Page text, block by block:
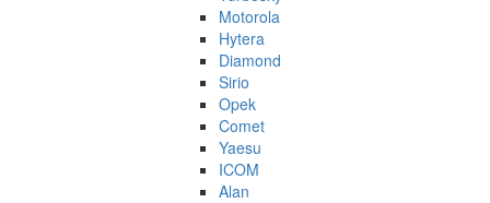
Motorola
Hytera
Diamond
Sirio
Opek
Comet
Yaesu
ICOM
Alan